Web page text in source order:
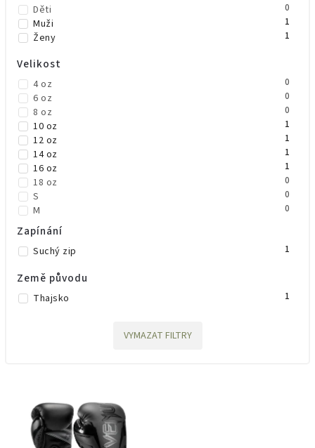
Děti 0
Muži 1
Ženy 1
Velikost
4 oz 0
6 oz 0
8 oz 0
10 oz 1
12 oz 1
14 oz 1
16 oz 1
18 oz 0
S 0
M 0
L
XL
Zapínání
Suchý zip 1
Země původu
Thajsko 1
VYMAZAT FILTRY